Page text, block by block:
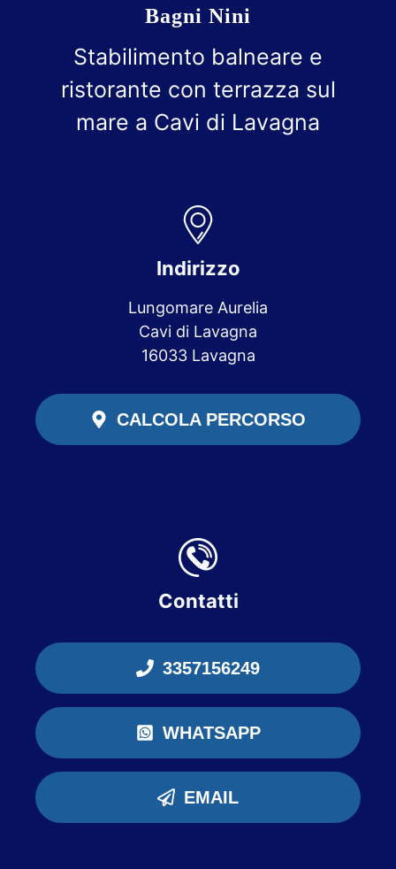
Bagni Nini
Stabilimento balneare e
ristorante con terrazza sul
mare a Cavi di Lavagna
Indirizzo
Lungomare Aurelia
Cavi di Lavagna
16033 Lavagna
CALCOLA PERCORSO
Contatti
3357156249
WHATSAPP
EMAIL